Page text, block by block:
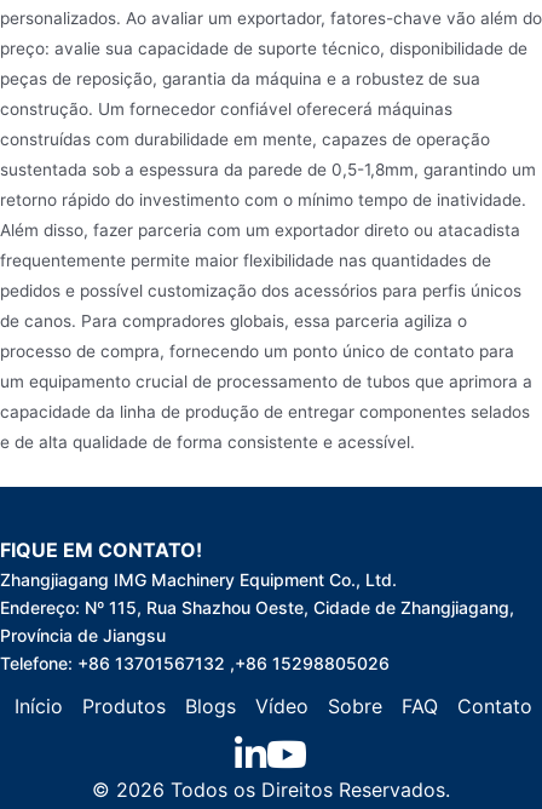
personalizados. Ao avaliar um exportador, fatores-chave vão além do
preço: avalie sua capacidade de suporte técnico, disponibilidade de
peças de reposição, garantia da máquina e a robustez de sua
construção. Um fornecedor confiável oferecerá máquinas
construídas com durabilidade em mente, capazes de operação
sustentada sob a espessura da parede de 0,5-1,8mm, garantindo um
retorno rápido do investimento com o mínimo tempo de inatividade.
Além disso, fazer parceria com um exportador direto ou atacadista
frequentemente permite maior flexibilidade nas quantidades de
pedidos e possível customização dos acessórios para perfis únicos
de canos. Para compradores globais, essa parceria agiliza o
processo de compra, fornecendo um ponto único de contato para
um equipamento crucial de processamento de tubos que aprimora a
capacidade da linha de produção de entregar componentes selados
e de alta qualidade de forma consistente e acessível.
FIQUE EM CONTATO!
Zhangjiagang IMG Machinery Equipment Co., Ltd.
Endereço: Nº 115, Rua Shazhou Oeste, Cidade de Zhangjiagang,
Província de Jiangsu
Telefone: +86 13701567132 ,+86 15298805026
Início Produtos Blogs Vídeo Sobre FAQ Contato
© 2026 Todos os Direitos Reservados.